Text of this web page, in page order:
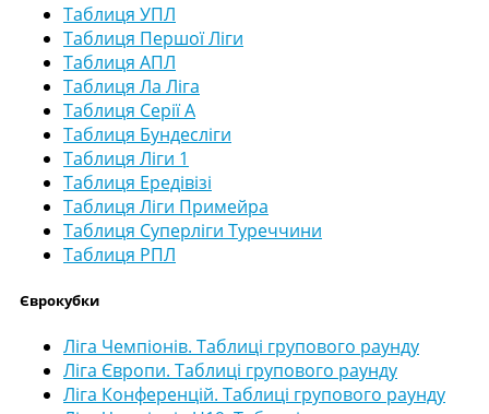
Таблиця УПЛ
Таблиця Першої Ліги
Таблиця АПЛ
Таблиця Ла Ліга
Таблиця Серії А
Таблиця Бундесліги
Таблиця Ліги 1
Таблиця Ередівізі
Таблиця Ліги Примейра
Таблиця Суперліги Туреччини
Таблиця РПЛ
Єврокубки
Ліга Чемпіонів. Таблиці групового раунду
Ліга Європи. Таблиці групового раунду
Ліга Конференцій. Таблиці групового раунду